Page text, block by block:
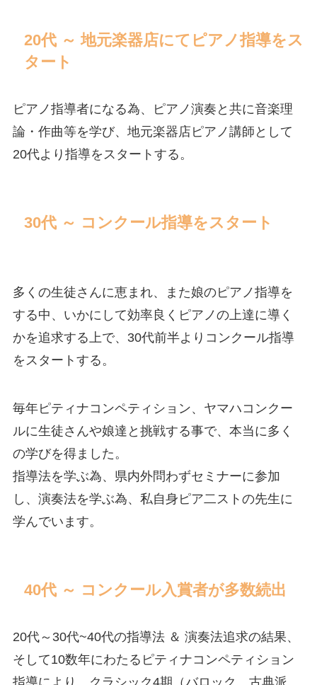
20代 ～ 地元楽器店にてピアノ指導をス
タート
ピアノ指導者になる為、ピアノ演奏と共に音楽理
論・作曲等を学び、地元楽器店ピアノ講師として
20代より指導をスタートする。
30代 ～ コンクール指導をスタート
多くの生徒さんに恵まれ、また娘のピアノ指導を
する中、いかにして効率良くピアノの上達に導く
かを追求する上で、30代前半よりコンクール指導
をスタートする。
毎年ピティナコンペティション、ヤマハコンクー
ルに生徒さんや娘達と挑戦する事で、本当に多く
の学びを得ました。
指導法を学ぶ為、県内外問わずセミナーに参加
し、演奏法を学ぶ為、私自身ピア二ストの先生に
学んでいます。
40代 ～ コンクール入賞者が多数続出
20代～30代~40代の指導法 ＆ 演奏法追求の結果、
そして10数年にわたるピティナコンペティション
指導により、クラシック4期（バロック、古典派、